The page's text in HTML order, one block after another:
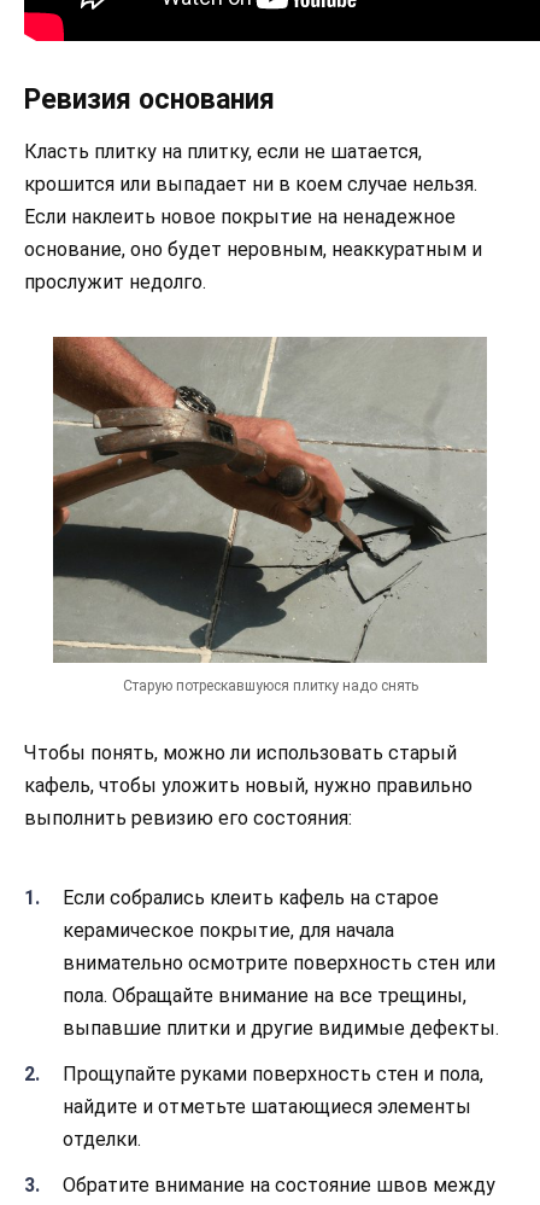
Ревизия основания
Класть плитку на плитку, если не шатается,
крошится или выпадает ни в коем случае нельзя.
Если наклеить новое покрытие на ненадежное
основание, оно будет неровным, неаккуратным и
прослужит недолго.
Старую потрескавшуюся плитку надо снять
Чтобы понять, можно ли использовать старый
кафель, чтобы уложить новый, нужно правильно
выполнить ревизию его состояния:
Если собрались клеить кафель на старое
керамическое покрытие, для начала
внимательно осмотрите поверхность стен или
пола. Обращайте внимание на все трещины,
выпавшие плитки и другие видимые дефекты.
Прощупайте руками поверхность стен и пола,
найдите и отметьте шатающиеся элементы
отделки.
Обратите внимание на состояние швов между